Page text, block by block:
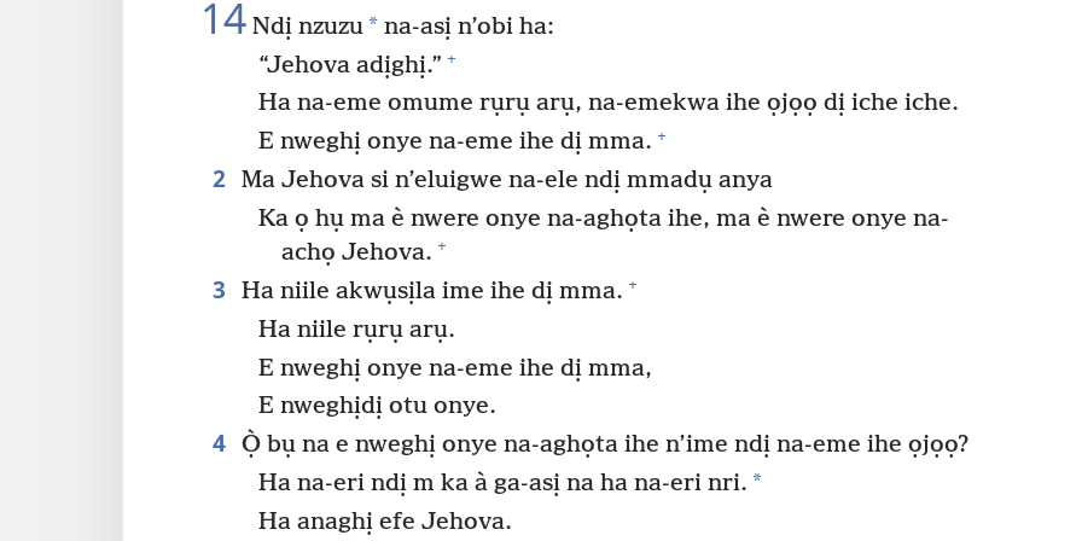
14 Ndị nzuzu* na-asị n’obi ha:
“Jehova adịghị.” +
Ha na-eme omume rụrụ arụ, na-emekwa ihe ọjọọ dị iche iche.
E nweghị onye na-eme ihe dị mma. +
2 Ma Jehova si n’eluigwe na-ele ndị mmadụ anya
Ka ọ hụ ma è nwere onye na-aghọta ihe, ma è nwere onye na-
achọ Jehova. +
3 Ha niile akwụsịla ime ihe dị mma. +
Ha niile rụrụ arụ.
E nweghị onye na-eme ihe dị mma,
E nweghịdị otu onye.
4 Ọ̀ bụ na e nweghị onye na-aghọta ihe n’ime ndị na-eme ihe ọjọọ?
Ha na-eri ndị m ka à ga-asị na ha na-eri nri. *
Ha anaghị efe Jehova.